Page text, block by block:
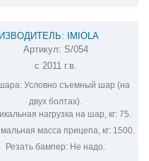
IMIOLA
НА SSANG YONG ACTYON
S/054
Артикул: S/054
с 2011 г.в.
Условно съемный шар (на
двух болтах).
нагрузка на шар, кг: 75.
масса прицепа, кг: 1500.
Резать бампер: Не надо.